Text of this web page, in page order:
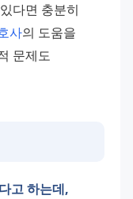
다면 충분히
사의 도움을
문제도
고 하는데,